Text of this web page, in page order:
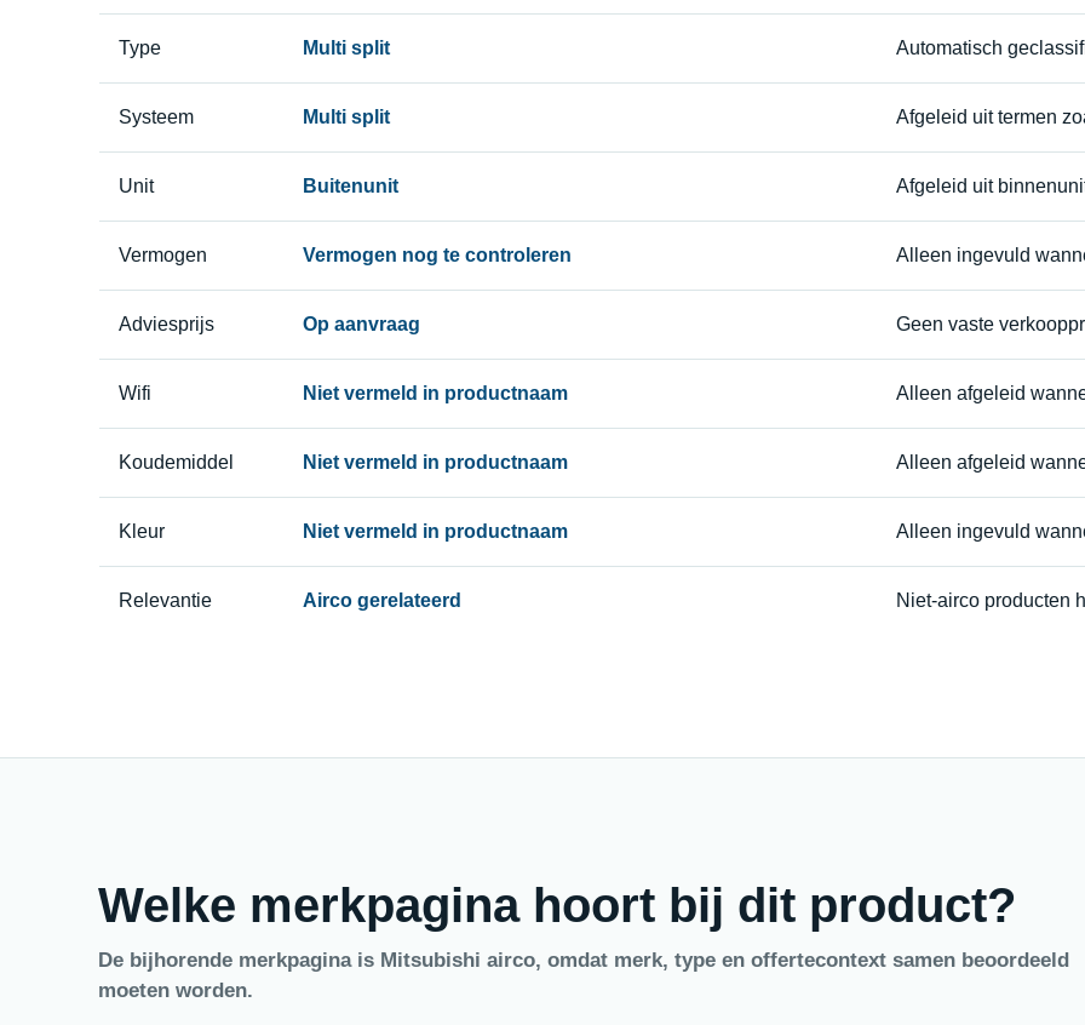
Type Multi split Automatisch
Systeem Multi split Afgeleid uit termen
Unit Buitenunit Afgeleid uit
Vermogen Vermogen nog te controleren Alleen ingevuld
Adviesprijs Op aanvraag Geen vaste
Wifi Niet vermeld in productnaam Alleen afgeleid
Koudemiddel Niet vermeld in productnaam Alleen afgeleid
Kleur Niet vermeld in productnaam Alleen ingevuld
Relevantie Airco gerelateerd Niet-airco producten
Welke merkpagina hoort bij dit product?
De bijhorende merkpagina is Mitsubishi airco, omdat merk, type en offertecontext samen beoordeeld
moeten worden.